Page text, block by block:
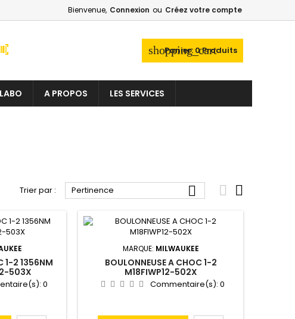
Bienvenue, Connexion ou Créez votre compte
shopping_cart
Panier: 0Produits
A PROPOS LES SERVICES
Trier par : Pertinence   
1-2 1356NM
503X
0
MARQUE: MILWAUKEE
BOULONNEUSE A CHOC 1-2
M18FIWP12-502X
Commentaire(s): 0
new list